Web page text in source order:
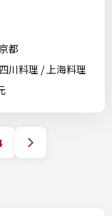
都
川料理 / 上海料理